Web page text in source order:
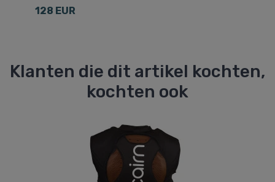
128 EUR
Klanten die dit artikel kochten,
kochten ook